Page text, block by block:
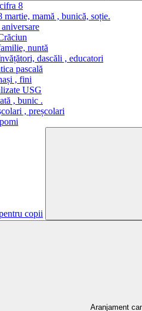
8
martie, mamă , bunică, soție.
nuntă
dascăli , educatori
pascală
, fini
USG
, bunic .
, preșcolari
copii
Aranjament